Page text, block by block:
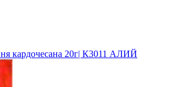
кардочесана 20г| К3011 АЛИЙ